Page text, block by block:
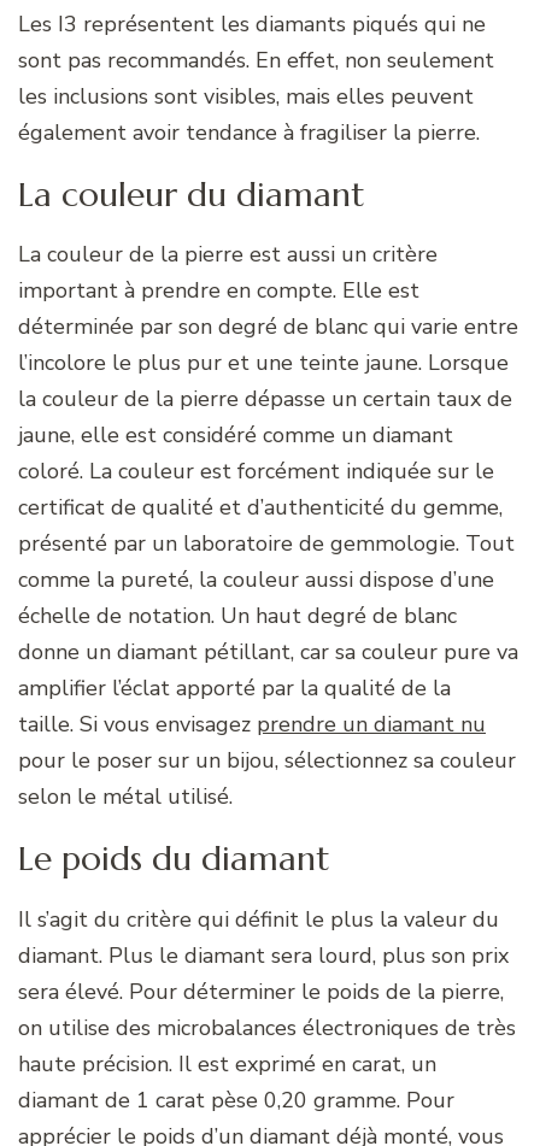
Les I3 représentent les diamants piqués qui ne
sont pas recommandés. En effet, non seulement
les inclusions sont visibles, mais elles peuvent
également avoir tendance à fragiliser la pierre.
La couleur du diamant
La couleur de la pierre est aussi un critère
important à prendre en compte. Elle est
déterminée par son degré de blanc qui varie entre
l’incolore le plus pur et une teinte jaune. Lorsque
la couleur de la pierre dépasse un certain taux de
jaune, elle est considéré comme un diamant
coloré. La couleur est forcément indiquée sur le
certificat de qualité et d’authenticité du gemme,
présenté par un laboratoire de gemmologie. Tout
comme la pureté, la couleur aussi dispose d’une
échelle de notation. Un haut degré de blanc
donne un diamant pétillant, car sa couleur pure va
amplifier l’éclat apporté par la qualité de la
taille. Si vous envisagez prendre un diamant nu
pour le poser sur un bijou, sélectionnez sa couleur
selon le métal utilisé.
Le poids du diamant
Il s’agit du critère qui définit le plus la valeur du
diamant. Plus le diamant sera lourd, plus son prix
sera élevé. Pour déterminer le poids de la pierre,
on utilise des microbalances électroniques de très
haute précision. Il est exprimé en carat, un
diamant de 1 carat pèse 0,20 gramme. Pour
apprécier le poids d’un diamant déjà monté, vous